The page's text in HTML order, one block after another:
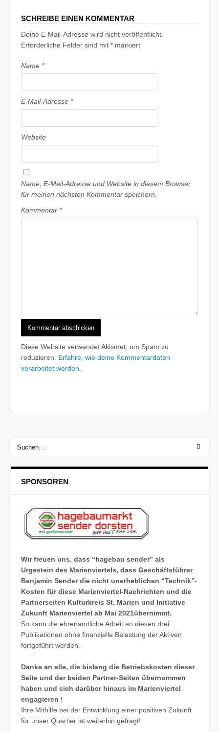
SCHREIBE EINEN KOMMENTAR
Deine E-Mail-Adresse wird nicht veröffentlicht.
Erforderliche Felder sind mit* markiert
Name *
E-Mail-Adresse *
Website
Name, E-Mail-Adresse und Website in diesem Browser
für meinen nächsten Kommentar speichern.
Kommentar *
Diese Website verwendet Akismet, um Spam zu
reduzieren. Erfahre, wie deine Kommentardaten
verarbeitet werden.
SPONSOREN
Wir freuen uns, dass “hagebau sender” als
Urgestein des Marienviertels, dass Geschäftsführer
Benjamin Sender die nicht unerheblichen “Technik”-
Kosten für diese Marienviertel-Nachrichten und die
Partnerseiten Kulturkreis St. Marien und Initiative
Zukunft Marienviertel ab Mai 2021übernimmt.
So kann die ehrenamtliche Arbeit an diesen drei
Publikationen ohne finanzielle Belastung der Aktiven
fortgeführt werden.
Danke an alle, die bislang die Betriebskosten dieser
Seite und der beiden Partner-Seiten übernommen
haben und sich darüber hinaus im Marienviertel
engagieren !
Ihre Mithilfe bei der Entwicklung einer positiven Zukunft
für unser Quartier ist weiterhin gefragt!